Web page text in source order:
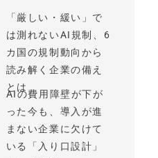
「厳しい・緩い」で
は測れないAI規制、6
カ国の規制動向から
読み解く企業の備え
とは
AIの費用障壁が下が
った今も、導入が進
まない企業に欠けて
いる「入り口設計」